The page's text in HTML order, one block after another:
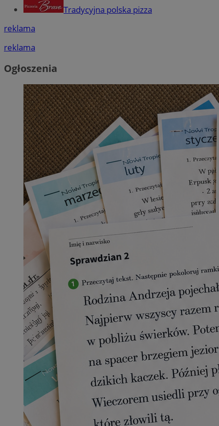
Tradycyjna polska pizza
reklama
reklama
Ogłoszenia